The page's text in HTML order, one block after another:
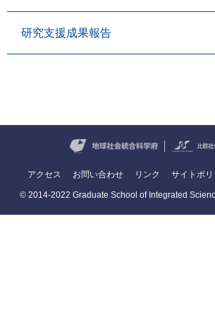
研究支援成果報告
アクセス お問い合わせ リンク サイトポリ
© 2014-2022 Graduate School of Integrated